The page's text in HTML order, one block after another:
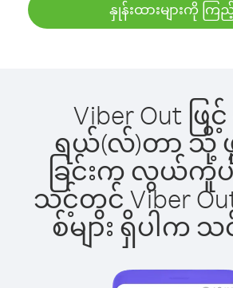
နှုန်းထားများကို ကြည့်
Viber Out ဖြ
ရယ်(လ်)တာ သို့ ဖု
ခြင်းက လွယ်ကူ
သင့်တွင် Viber
စ်များ ရှိပါက